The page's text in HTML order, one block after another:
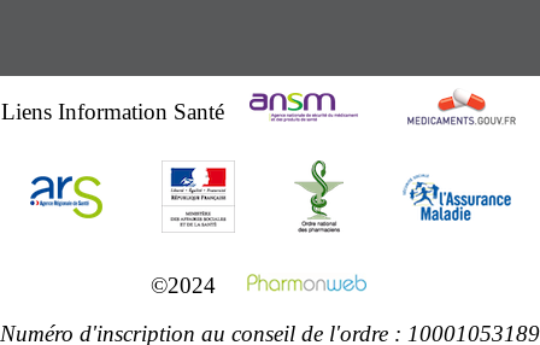
Liens Information Santé
©2024
Numéro d'inscription au conseil de l'ordre : 10001053189